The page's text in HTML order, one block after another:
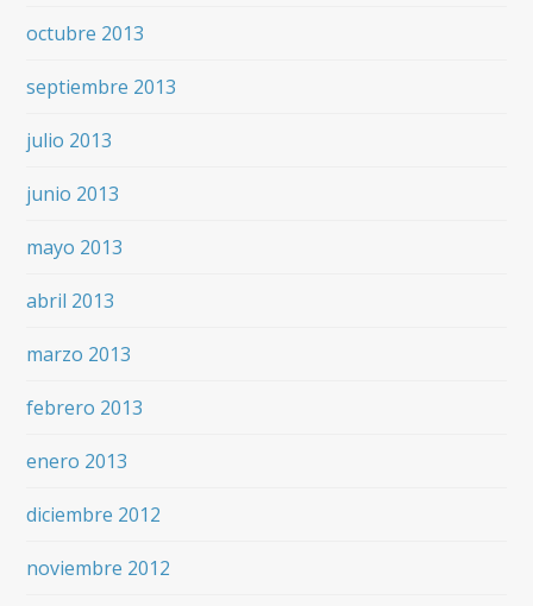
octubre 2013
septiembre 2013
julio 2013
junio 2013
mayo 2013
abril 2013
marzo 2013
febrero 2013
enero 2013
diciembre 2012
noviembre 2012